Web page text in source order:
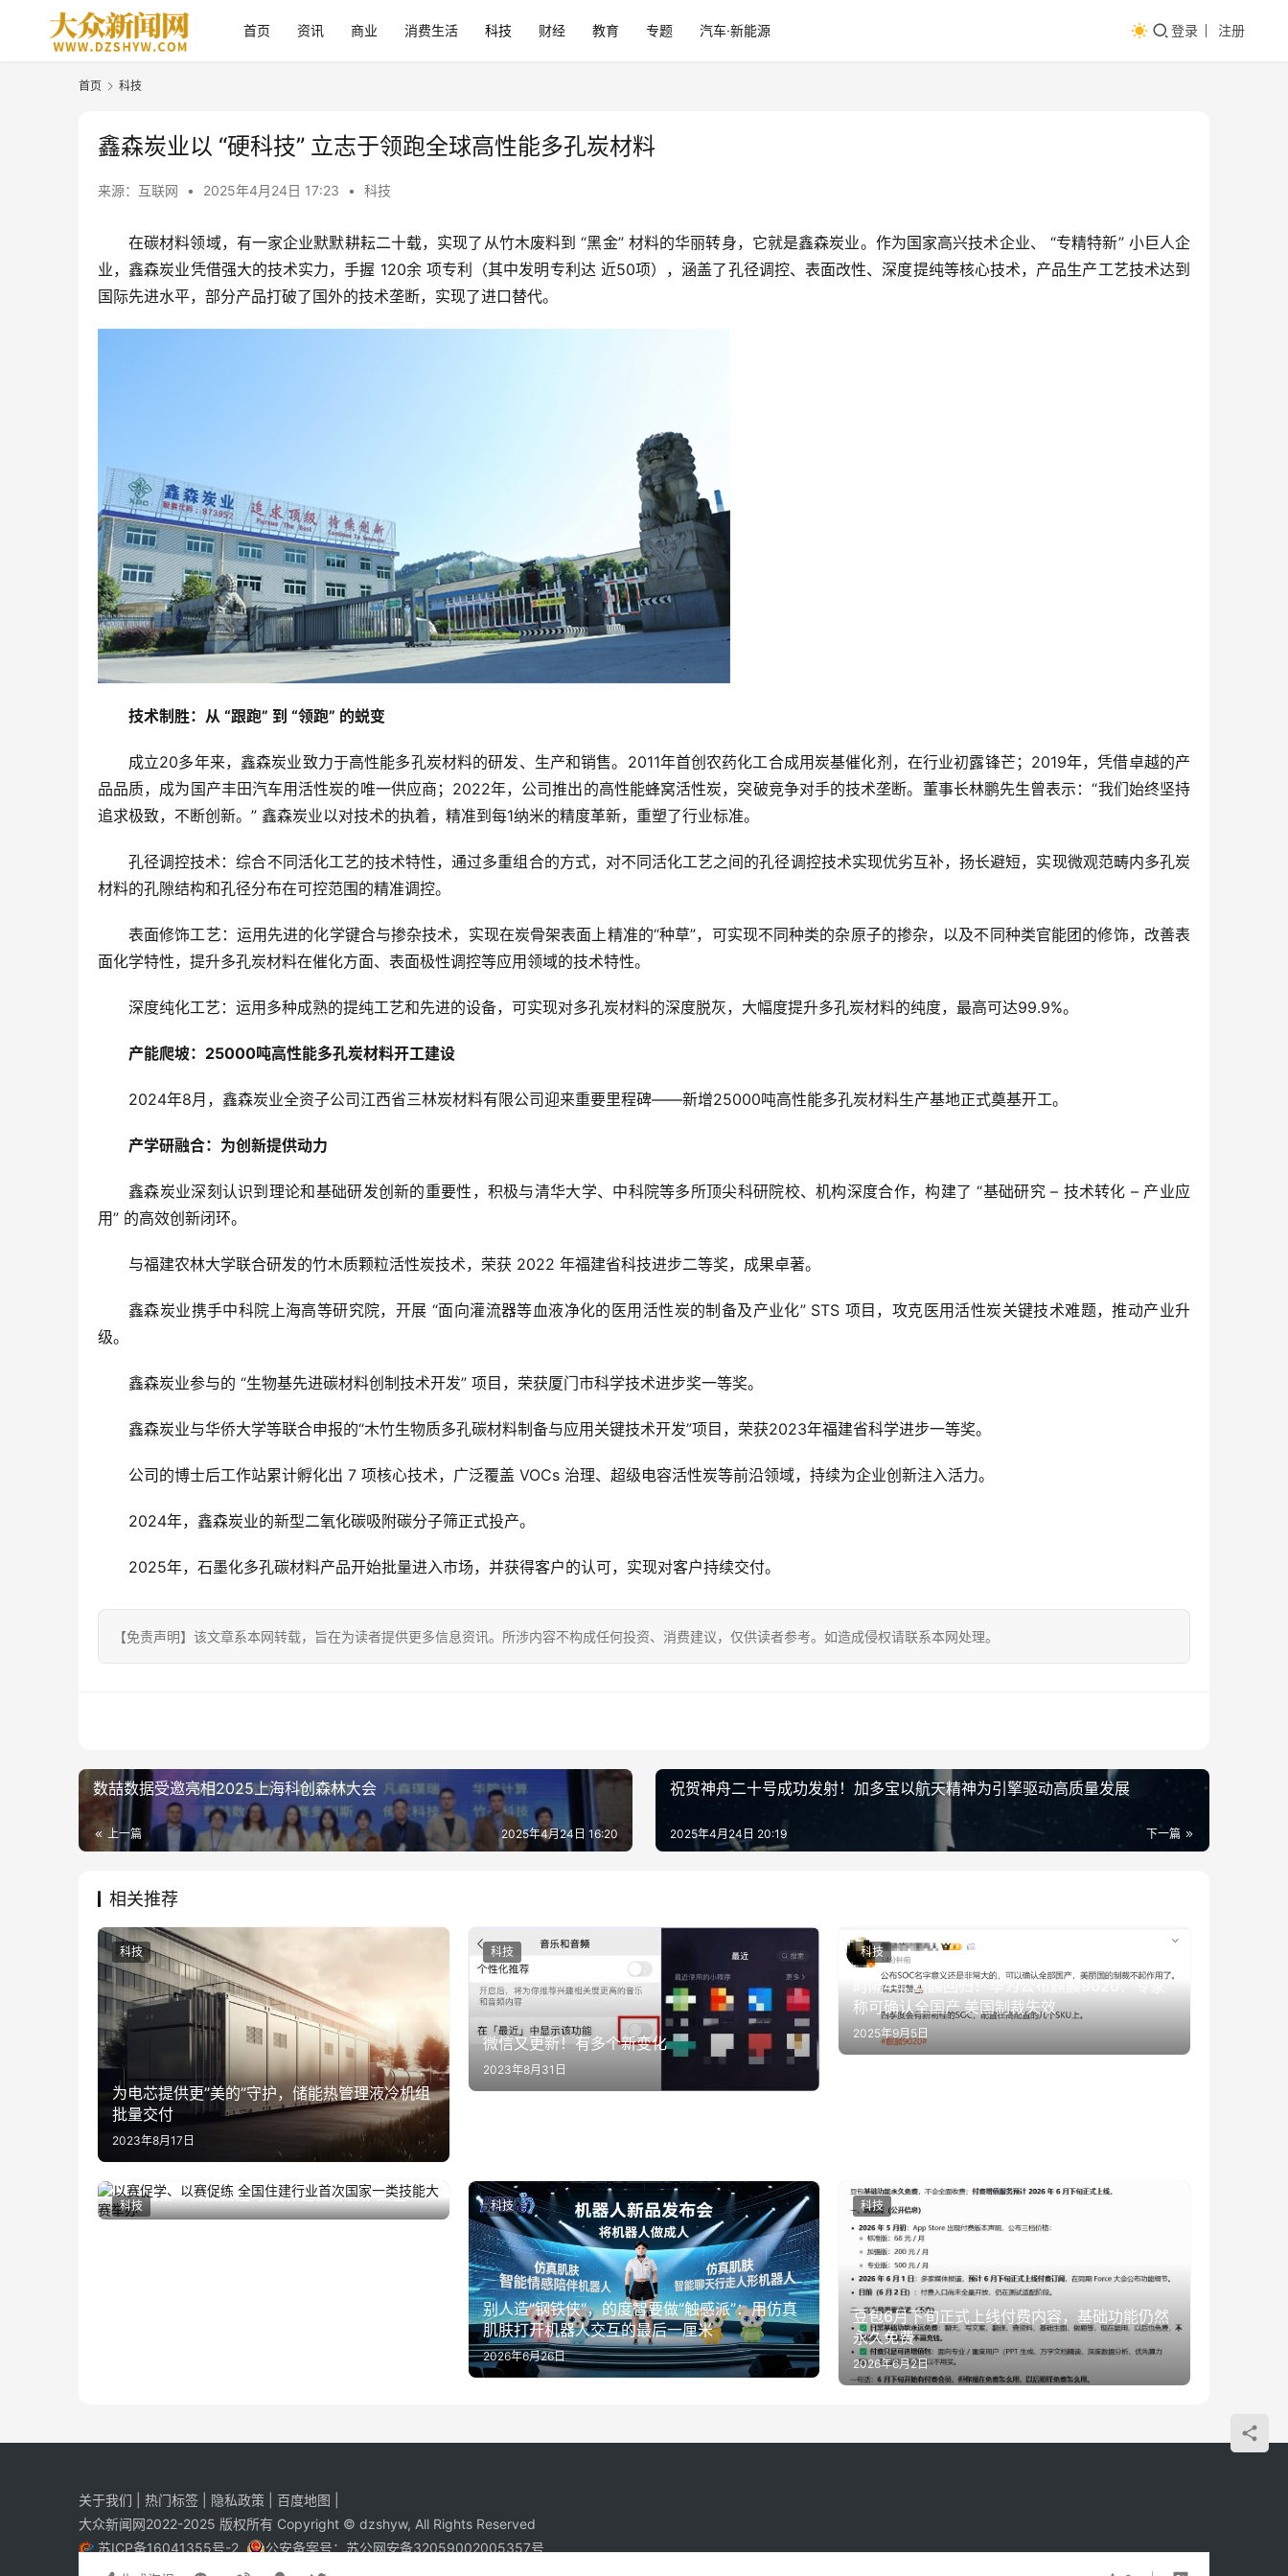
首页 资讯 商业 消费生活 科技 财经 教育 专题 汽车·新能源 登录 注册
首页 科技
鑫森炭业以 “硬科技” 立志于领跑全球高性能多孔炭材料
来源：互联网 • 2025年4月24日 17:23 • 科技
在碳材料领域，有一家企业默默耕耘二十载，实现了从竹木废料到 “黑金” 材料的华丽转身，它就是鑫森炭业。作为国家高兴技术企业、 “专精特新” 小巨人企
业，鑫森炭业凭借强大的技术实力，手握 120余 项专利（其中发明专利达 近50项），涵盖了孔径调控、表面改性、深度提纯等核心技术，产品生产工艺技术达到
国际先进水平，部分产品打破了国外的技术垄断，实现了进口替代。
技术制胜：从 “跟跑” 到 “领跑” 的蜕变
成立20多年来，鑫森炭业致力于高性能多孔炭材料的研发、生产和销售。2011年首创农药化工合成用炭基催化剂，在行业初露锋芒；2019年，凭借卓越的产
品品质，成为国产丰田汽车用活性炭的唯一供应商；2022年，公司推出的高性能蜂窝活性炭，突破竞争对手的技术垄断。董事长林鹏先生曾表示：“我们始终坚持
追求极致，不断创新。” 鑫森炭业以对技术的执着，精准到每1纳米的精度革新，重塑了行业标准。
孔径调控技术：综合不同活化工艺的技术特性，通过多重组合的方式，对不同活化工艺之间的孔径调控技术实现优劣互补，扬长避短，实现微观范畴内多孔炭
材料的孔隙结构和孔径分布在可控范围的精准调控。
表面修饰工艺：运用先进的化学键合与掺杂技术，实现在炭骨架表面上精准的“种草”，可实现不同种类的杂原子的掺杂，以及不同种类官能团的修饰，改善表
面化学特性，提升多孔炭材料在催化方面、表面极性调控等应用领域的技术特性。
深度纯化工艺：运用多种成熟的提纯工艺和先进的设备，可实现对多孔炭材料的深度脱灰，大幅度提升多孔炭材料的纯度，最高可达99.9%。
产能爬坡：25000吨高性能多孔炭材料开工建设
2024年8月，鑫森炭业全资子公司江西省三林炭材料有限公司迎来重要里程碑——新增25000吨高性能多孔炭材料生产基地正式奠基开工。
产学研融合：为创新提供动力
鑫森炭业深刻认识到理论和基础研发创新的重要性，积极与清华大学、中科院等多所顶尖科研院校、机构深度合作，构建了 “基础研究 – 技术转化 – 产业应
用” 的高效创新闭环。
与福建农林大学联合研发的竹木质颗粒活性炭技术，荣获 2022 年福建省科技进步二等奖，成果卓著。
鑫森炭业携手中科院上海高等研究院，开展 “面向灌流器等血液净化的医用活性炭的制备及产业化” STS 项目，攻克医用活性炭关键技术难题，推动产业升
级。
鑫森炭业参与的 “生物基先进碳材料创制技术开发” 项目，荣获厦门市科学技术进步奖一等奖。
鑫森炭业与华侨大学等联合申报的“木竹生物质多孔碳材料制备与应用关键技术开发”项目，荣获2023年福建省科学进步一等奖。
公司的博士后工作站累计孵化出 7 项核心技术，广泛覆盖 VOCs 治理、超级电容活性炭等前沿领域，持续为企业创新注入活力。
2024年，鑫森炭业的新型二氧化碳吸附碳分子筛正式投产。
2025年，石墨化多孔碳材料产品开始批量进入市场，并获得客户的认可，实现对客户持续交付。
【免责声明】该文章系本网转载，旨在为读者提供更多信息资讯。所涉内容不构成任何投资、消费建议，仅供读者参考。如造成侵权请联系本网处理。
数喆数据受邀亮相2025上海科创森林大会
上一篇 2025年4月24日 16:20
祝贺神舟二十号成功发射！加多宝以航天精神为引擎驱动高质量发展
下一篇
2025年4月24日 20:19
相关推荐
为电芯提供更”美的”守护，储能热管理液冷机组
批量交付
2023年8月17日
科技
微信又更新！有多个新变化
2023年8月31日
科技
时隔4年 麒麟回归！华为公布麒麟9020：专家
称可确认全国产 美国制裁失效
2025年9月5日
科技
以赛促学、以赛促练 全国住建行业首次国家一
2024年10月28日
科技
别人造”钢铁侠”，的度智要做”触感派”：用仿真
肌肤打开机器人交互的最后一厘米
2026年6月26日
科技
豆包6月下旬正式上线付费内容，基础功能仍然
永久免费
2026年6月2日
科技
关于我们 热门标签 隐私政策 百度地图
大众新闻网2022-2025 版权所有 Copyright © dzshyw, All Rights Reserved
苏ICP备16041355号-2
公安备案号： 苏公网安备32059002005357号